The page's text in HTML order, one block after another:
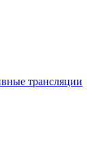
трансляции